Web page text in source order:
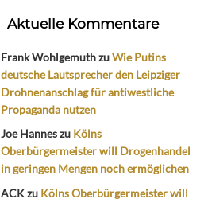
Aktuelle Kommentare
Frank WohlgemuthzuWie Putins
deutsche Lautsprecher den Leipziger
Drohnenanschlag für antiwestliche
Propaganda nutzen
Joe Hanneszu Kölns
Oberbürgermeister will Drogenhandel
in geringen Mengen noch ermöglichen
ACKzu Kölns Oberbürgermeister will